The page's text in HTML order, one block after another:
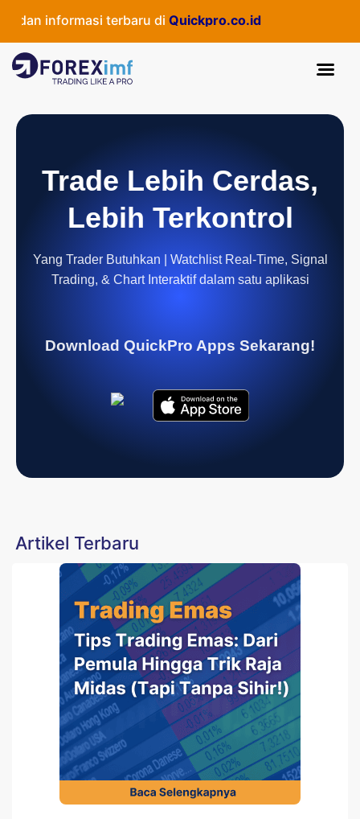
informasi terbaru diQuickpro.co.id
Trade Lebih Cerdas,
Lebih Terkontrol
Yang Trader Butuhkan | Watchlist Real-Time, Signal
Trading, & Chart Interaktif dalam satu aplikasi
Download QuickPro Apps Sekarang!
Artikel Terbaru